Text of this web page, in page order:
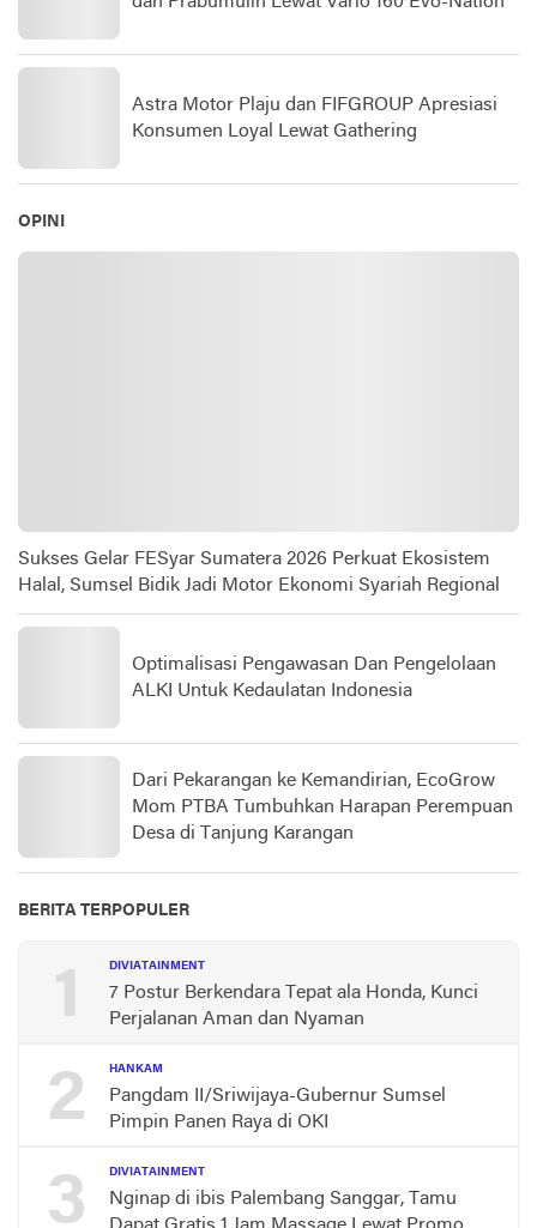
Astra Motor Plaju dan FIFGROUP Apresiasi
Konsumen Loyal Lewat Gathering
OPINI
Sukses Gelar FESyar Sumatera 2026 Perkuat Ekosistem
Halal, Sumsel Bidik Jadi Motor Ekonomi Syariah Regional
Optimalisasi Pengawasan Dan Pengelolaan
ALKI Untuk Kedaulatan Indonesia
Dari Pekarangan ke Kemandirian, EcoGrow
Mom PTBA Tumbuhkan Harapan Perempuan
Desa di Tanjung Karangan
BERITA TERPOPULER
1 DIVIATAINMENT
7 Postur Berkendara Tepat ala Honda, Kunci
Perjalanan Aman dan Nyaman
2 HANKAM
Pangdam II/Sriwijaya-Gubernur Sumsel
Pimpin Panen Raya di OKI
3 DIVIATAINMENT
Nginap di ibis Palembang Sanggar, Tamu